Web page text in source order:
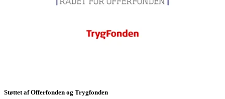
Støttet af Offerfonden og Trygfonden